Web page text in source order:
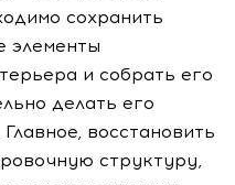
сохранить
элементы
и собрать его
делать его
восстановить
структуру,